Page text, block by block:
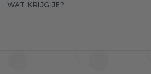
WAT KRIJG JE?